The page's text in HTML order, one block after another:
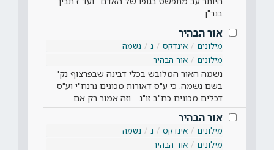
בנר"ן…
אור הבהיר
מילונים אינדקס נ
נשמה
מילונים
אור הבהיר
נשמה האור המלובש בכלי דבינה שבפרצוף נק'
בשם נשמה. כי ע"ס דאורות מכונים נרנח"י וע"ס
דכלים מכונים כח"ב זו"נ. . וזה אמור רק אם…
אור הבהיר
מילונים אינדקס נ
נשמה
מילונים
אור הבהיר